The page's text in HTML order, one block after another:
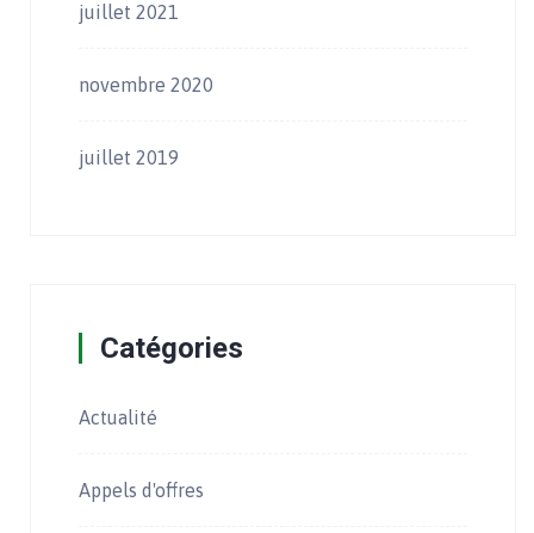
juillet 2021
novembre 2020
juillet 2019
Catégories
Actualité
Appels d'offres